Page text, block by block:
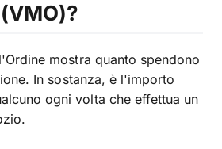
mostra quanto spendono
In sostanza, è l'importo
ogni volta che effettua un